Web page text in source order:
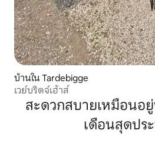
บ้านใน Tardebigge
เวย์บริดจ์เฮ้าส์
สะดวกสบายเหมือนอ
เดือนสุดปร